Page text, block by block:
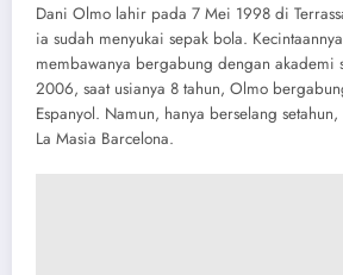
Dani Olmo lahir pada 7 Mei 1998 di
ia sudah menyukai sepak bola.
membawanya bergabung dengan akademi
2006, saat usianya 8 tahun, Olmo
Espanyol. Namun, hanya berselang
La Masia Barcelona.